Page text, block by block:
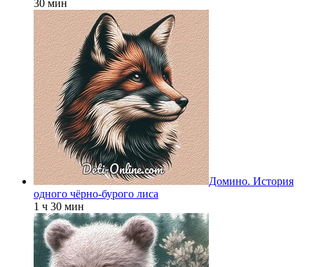
30 мин
Домино. История
одного чёрно-бурого лиса
1 ч 30 мин